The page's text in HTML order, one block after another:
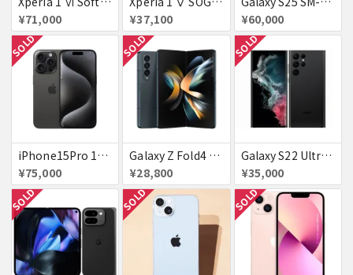
¥71,000
¥37,100
¥60,000
SOLD
iPhone15Pro 128GB ブラックチタニウム au
¥75,000
SOLD
Galaxy Z Fold4 SCG16 au グレイグリーン 送料無料
¥28,800
SOLD
Galaxy S22 Ultra SCG14 ファントムブラック au 送料無料
¥35,000
SOLD SOLD SOLD